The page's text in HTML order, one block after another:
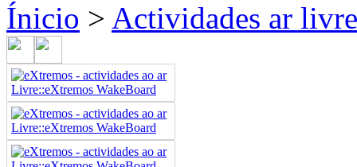
Ínicio > Actividades ar livre